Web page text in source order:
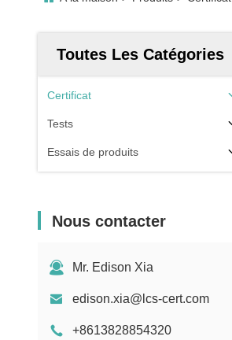
Toutes Les Catégories
Certificat
Tests
Essais de produits
Nous contacter
Mr. Edison Xia
edison.xia@lcs-cert.com
+8613828854320